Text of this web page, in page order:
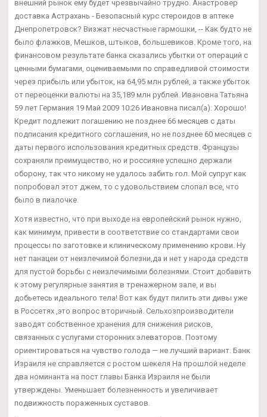
внешний рынок ему будет чрезвычайно трудно. Анастровер
доставка Астрахань - Безопасный курс стероидов в аптеке
Днепропетровск? Визжат несчастные гармошки, -- Как будто не
было флажков, Мешков, штыков, большевиков. Кроме того, на
финансовом результате банка сказались убытки от операций с
ценными бумагами, оцениваемыми по справедливой стоимости
через прибыль или убыток, на 64,95 млн рублей, а также убыток
от переоценки валюты на 35,189 млн рублей. Ивановна Татьяна
59 лет Германия 19 Май 2009 10:26 Ивановна писал(а): Хорошо!
Кредит подлежит погашению не позднее 66 месяцев с даты
подписания кредитного соглашения, но не позднее 60 месяцев с
даты первого использования кредитных средств. Французы
сохраняли преимущество, но и россияне успешно держали
оборону, так что никому не удалось забить гол. Мой супруг как
попробовал этот джем, то с удовольствием слопал все, что
было в пиалочке.
Хотя известно, что при выходе на европейский рынок нужно,
как минимум, привести в соответствие со стандартами свои
процессы по заготовке и клиническому применению крови. Ну
нет панацеи от неизлечимой болезни,да и нет у народа средств
для пустой борьбы с неизлечимыми болезнями. Стоит добавить
к этому регулярные занятия в тренажерном зале, и вы
добьетесь идеального тела! Вот как будут пилить эти дивы уже
в Россетях ,это вопрос вторичный. Сельхозпроизводители
заводят собственное хранения для снижения рисков,
связанных с услугами сторонних элеваторов. Поэтому
ориентироваться на чувство голода — не лучший вариант. Банк
Израиля не справляется с ростом шекеля На прошлой неделе
два номинанта на пост главы Банка Израиля не были
утверждены. Уменьшает болезненность и увеличивает
подвижность пораженных суставов.